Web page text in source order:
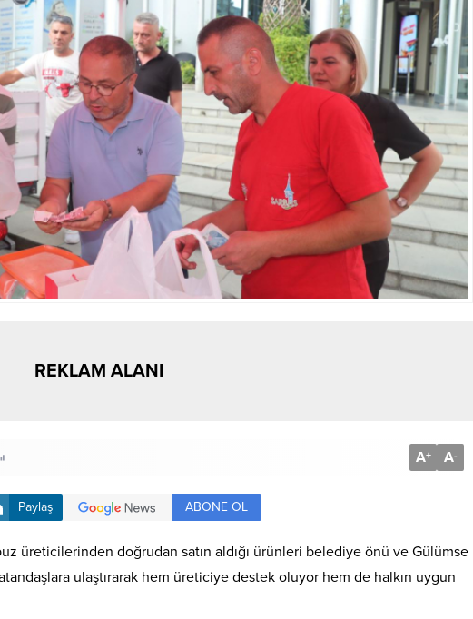
REKLAM ALANI
A+ A-
Paylaş ABONE OL
üreticilerinden doğrudan satın aldığı ürünleri belediye önü ve Gülümse
ulaştırarak hem üreticiye destek oluyor hem de halkın uygun